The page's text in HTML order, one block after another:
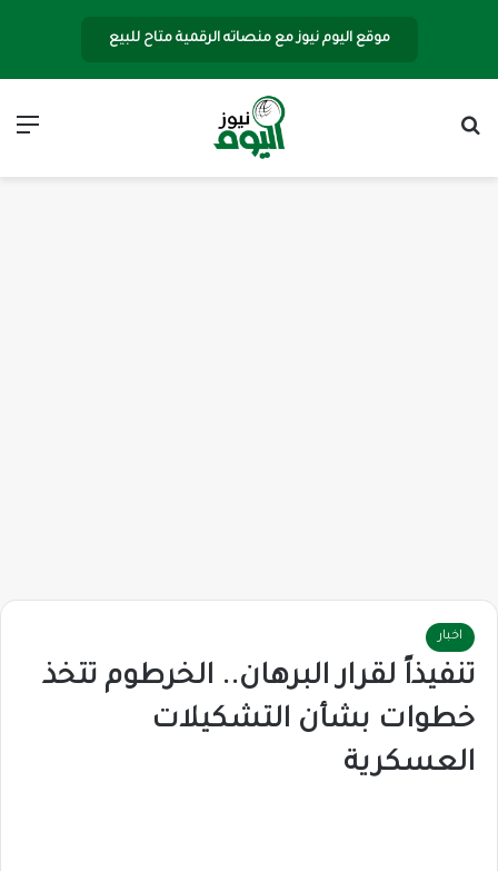
موقع اليوم نيوز مع منصاته الرقمية متاح للبيع
اخبار
تنفيذاً لقرار البرهان.. الخرطوم تتخذ
خطوات بشأن التشكيلات
العسكرية